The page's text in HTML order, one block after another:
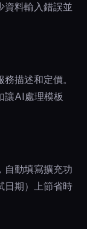
資料輸入錯誤並
描述和定價。
讓AI處理模板
自動填寫擴充功
日期）上節省時